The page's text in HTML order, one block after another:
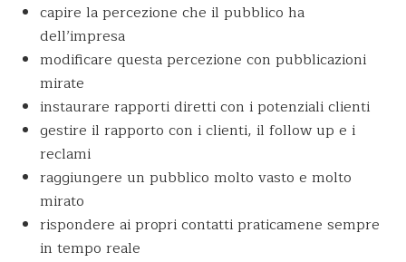
capire la percezione che il pubblico ha
dell’impresa
modificare questa percezione con pubblicazioni
mirate
instaurare rapporti diretti con i potenziali clienti
gestire il rapporto con i clienti, il follow up e i
reclami
raggiungere un pubblico molto vasto e molto
mirato
rispondere ai propri contatti praticamene sempre
in tempo reale